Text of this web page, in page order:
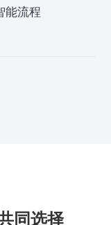
能流程
同选择